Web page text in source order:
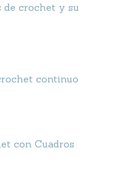
de crochet y su
continuo
con Cuadros